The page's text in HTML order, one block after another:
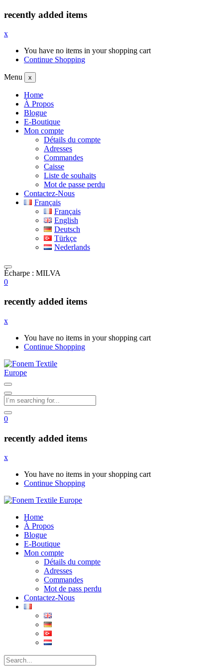
recently added items
x
You have no items in your shopping cart
Continue Shopping
Menu x
Home
À Propos
Blogue
E-Boutique
Mon compte
Détails du compte
Adresses
Commandes
Caisse
Liste de souhaits
Mot de passe perdu
Contactez-Nous
Français
Français
English
Deutsch
Türkçe
Nederlands
Écharpe : MILVA
0
recently added items
x
You have no items in your shopping cart
Continue Shopping
0
recently added items
x
You have no items in your shopping cart
Continue Shopping
Home
À Propos
Blogue
E-Boutique
Mon compte
Détails du compte
Adresses
Commandes
Mot de pass perdu
Contactez-Nous